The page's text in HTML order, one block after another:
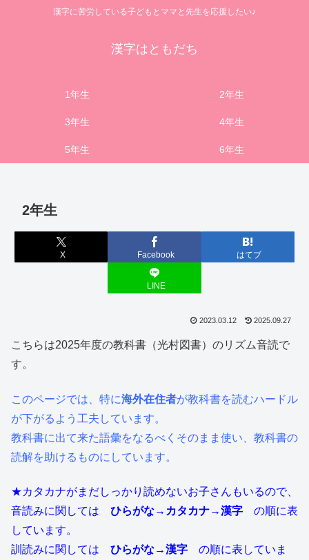
漢字に苦労している子どもとママと先生を応援したい♪
漢字はともだち
1年生 2年生
3年生 4年生
5年生 6年生
2年生
X Facebook はてブ
LINE
2023.03.12 2025.09.27
こちらは2025年度の教科書（光村図書）のリズム音読で
す。
このページでは、特に海外在住者が教科書を読むハードル
が下がるよう工夫しています。
教科書に出て来た語彙をなるべくそのまま使い、教科書の
読解を助けるものにしています。
★カタカナがまだしっかり読めないお子さんもいるので、
音読みに関しては ひらがな→カタカナ→漢字 の順に表
しています。
訓読みに関しては ひらがな→漢字 の順に表していま